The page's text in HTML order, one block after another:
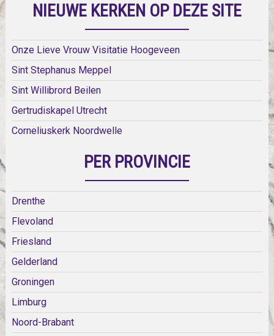
NIEUWE KERKEN OP DEZE SITE
Onze Lieve Vrouw Visitatie Hoogeveen
Sint Stephanus Meppel
Sint Willibrord Beilen
Gertrudiskapel Utrecht
Corneliuskerk Noordwelle
PER PROVINCIE
Drenthe
Flevoland
Friesland
Gelderland
Groningen
Limburg
Noord-Brabant